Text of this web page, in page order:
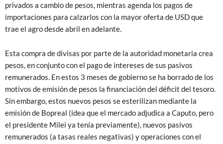
privados a cambio de pesos, mientras agenda los pagos de
importaciones para calzarlos con la mayor oferta de USD que
trae el agro desde abril en adelante.
Esta compra de divisas por parte de la autoridad monetaria crea
pesos, en conjunto con el pago de intereses de sus pasivos
remunerados. En estos 3 meses de gobierno se ha borrado de los
motivos de emisión de pesos la financiación del déficit del tesoro.
Sin embargo, estos nuevos pesos se esterilizan mediante la
emisión de Bopreal (idea que el mercado adjudica a Caputo, pero
el presidente Milei ya tenía previamente), nuevos pasivos
remunerados (a tasas reales negativas) y operaciones con el